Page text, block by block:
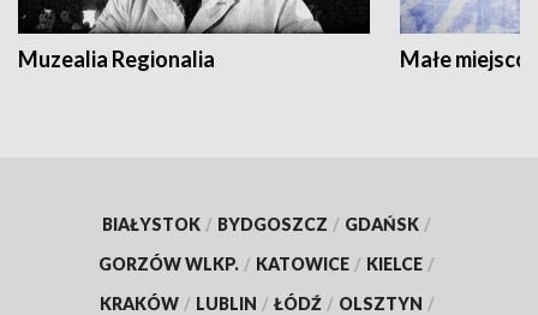
Muzealia Regionalia Małe
BIAŁYSTOK / BYDGOSZCZ / GDAŃSK /
GORZÓW WLKP. / KATOWICE / KIELCE /
KRAKÓW / LUBLIN / ŁÓDŹ / OLSZTYN /